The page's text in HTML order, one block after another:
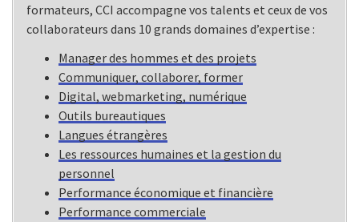
formateurs, CCI accompagne vos talents et ceux de vos
collaborateurs dans 10 grands domaines d’expertise :
Manager des hommes et des projets
Communiquer, collaborer, former
Digital, webmarketing, numérique
Outils bureautiques
Langues étrangères
Les ressources humaines et la gestion du
personnel
Performance économique et financière
Performance commerciale